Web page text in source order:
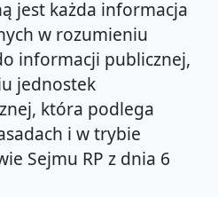
jest każda informacja
w rozumieniu
informacji publicznej,
jednostek
która podlega
i w trybie
Sejmu RP z dnia 6